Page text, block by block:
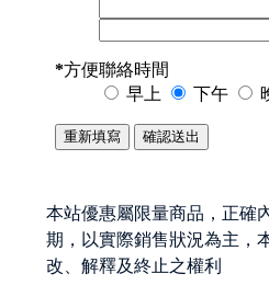
本站優惠屬限量商品，正確
期，以實際銷售狀況為主，
改、解釋及終止之權利